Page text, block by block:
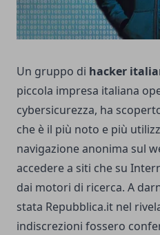
Un gruppo di hacker
piccola impresa italiana
cybersicurezza, ha
che è il più noto e più
navigazione anonima sul
accedere a siti che su
dai motori di ricerca. A
stata Repubblica.it nel
indiscrezioni fossero